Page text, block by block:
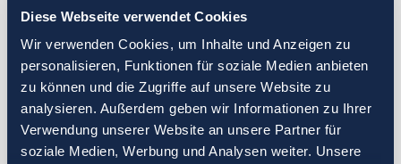
Diese Webseite verwendet Cookies
Wir verwenden Cookies, um Inhalte und Anzeigen zu
personalisieren, Funktionen für soziale Medien anbieten
zu können und die Zugriffe auf unsere Website zu
analysieren. Außerdem geben wir Informationen zu Ihrer
Verwendung unserer Website an unsere Partner für
soziale Medien, Werbung und Analysen weiter. Unsere